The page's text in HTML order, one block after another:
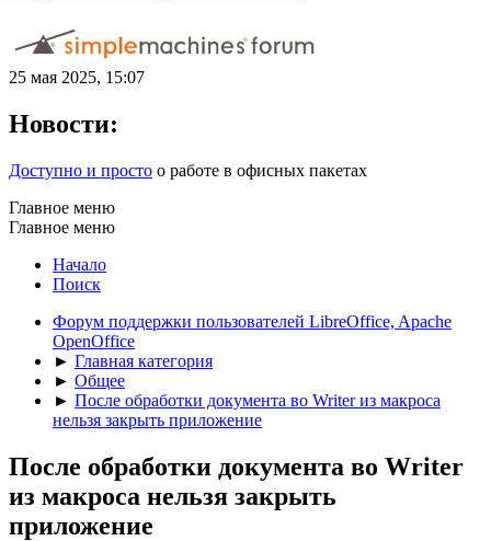
25 мая 2025, 15:07
Новости:
Доступно и просто о работе в офисных пакетах
Главное меню
Главное меню
Начало
Поиск
Форум поддержки пользователей LibreOffice, Apache
OpenOffice
► Главная категория
► Общее
► После обработки документа во Writer из макроса
нельзя закрыть приложение
После обработки документа во Writer
из макроса нельзя закрыть
приложение